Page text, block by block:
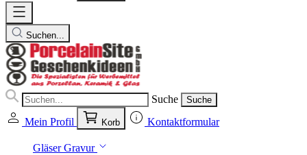
Suchen...
Suche Suche
Mein Profil Korb Kontaktformular
Gläser Gravur